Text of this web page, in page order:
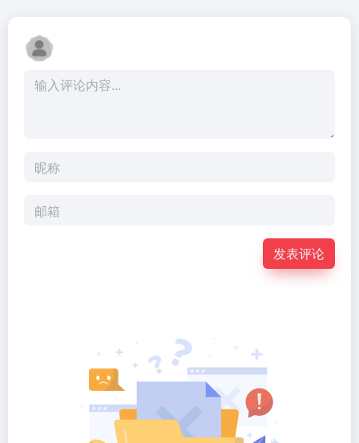
发表评论